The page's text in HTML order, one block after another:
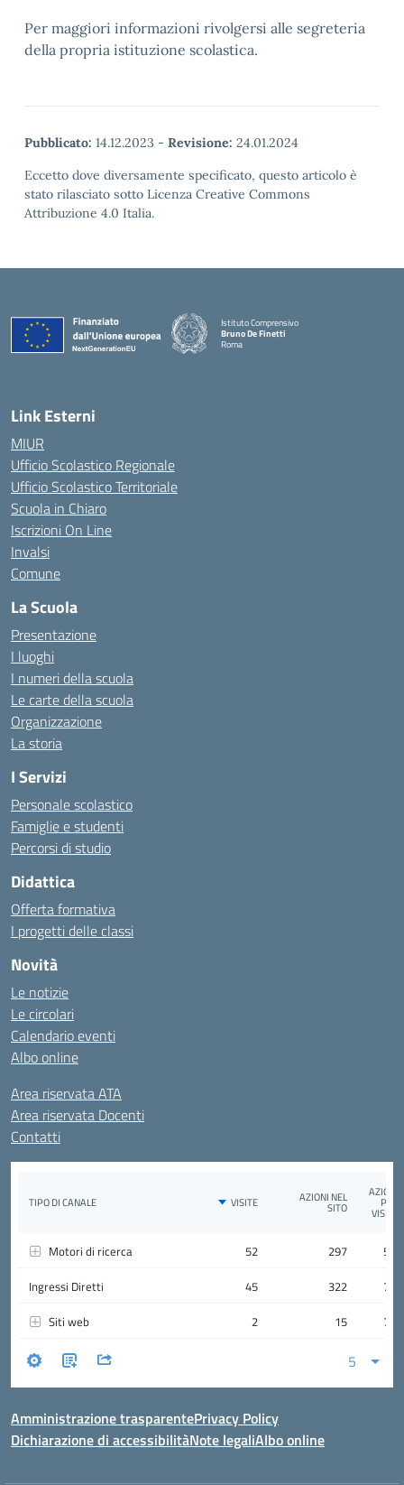
Per maggiori informazioni rivolgersi alle segreteria
della propria istituzione scolastica.
Pubblicato: 14.12.2023 - Revisione: 24.01.2024
Eccetto dove diversamente specificato, questo articolo è
stato rilasciato sotto Licenza Creative Commons
Attribuzione 4.0 Italia.
Istituto Comprensivo
Bruno De Finetti
Roma
Link Esterni
MIUR
Ufficio Scolastico Regionale
Ufficio Scolastico Territoriale
Scuola in Chiaro
Iscrizioni On Line
Invalsi
Comune
La Scuola
Presentazione
I luoghi
I numeri della scuola
Le carte della scuola
Organizzazione
La storia
I Servizi
Personale scolastico
Famiglie e studenti
Percorsi di studio
Didattica
Offerta formativa
I progetti delle classi
Novità
Le notizie
Le circolari
Calendario eventi
Albo online
Area riservata ATA
Area riservata Docenti
Contatti
Amministrazione trasparentePrivacy Policy
Dichiarazione di accessibilitàNote legaliAlbo online